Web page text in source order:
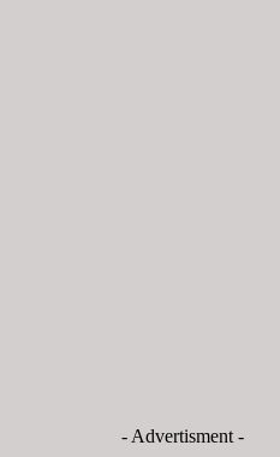
- Advertisment -